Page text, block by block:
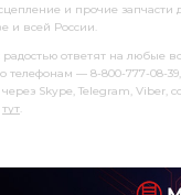
и прочие запчасти
и всей России.
ответят на любые
телефонам — 8-800-777-08-39,
Skype, Telegram, Viber,
тут.